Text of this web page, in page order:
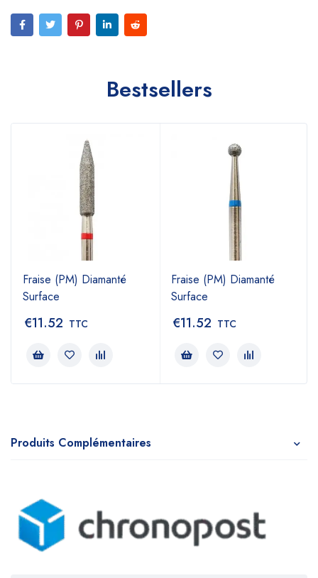
Bestsellers
Fraise (PM) Diamanté
Surface
€11.52 TTC
Fraise (PM) Diamanté
Surface
€11.52 TTC
Produits Complémentaires